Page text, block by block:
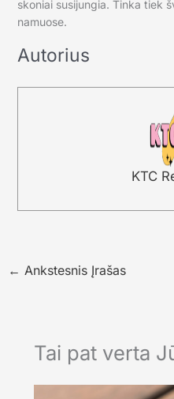
skoniai susijungia. Tinka tiek
namuose.
Autorius
KTC
← Ankstesnis Įrašas
Tai pat verta